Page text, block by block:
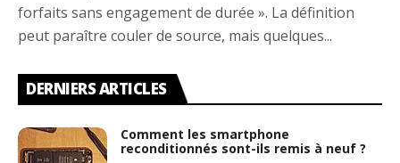
forfaits sans engagement de durée ». La définition
peut paraître couler de source, mais quelques...
DERNIERS ARTICLES
Comment les smartphone
reconditionnés sont-ils remis à neuf ?